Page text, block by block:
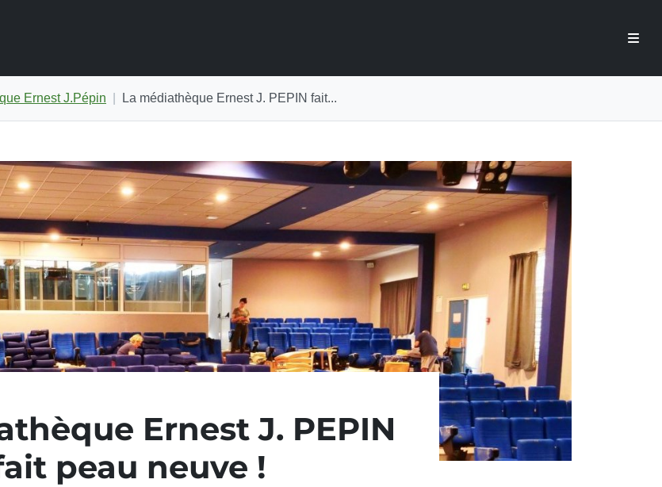
Ernest J.Pépin La médiathèque Ernest J. PEPIN fait...
Ernest J. PEPIN
peau neuve !